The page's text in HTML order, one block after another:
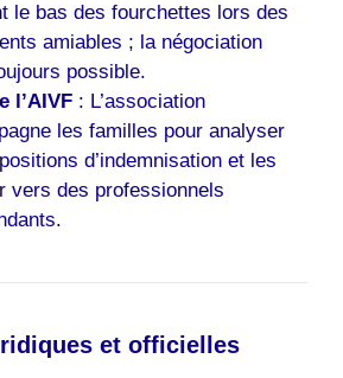
le bas des fourchettes lors des
amiables ; la négociation
possible.
l’AIVF: L’association
les familles pour analyser
d’indemnisation et les
vers des professionnels
et officielles